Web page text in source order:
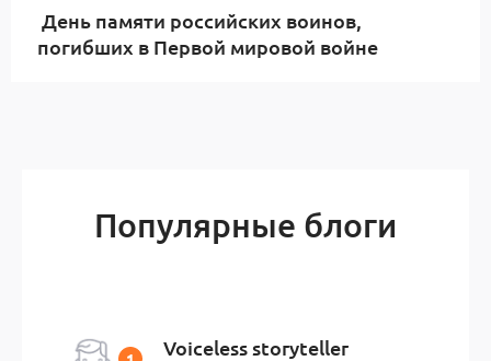
День памяти российских воинов,
погибших в Первой мировой войне
Популярные блоги
Voiceless storyteller